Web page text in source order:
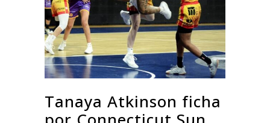
Tanaya Atkinson ficha